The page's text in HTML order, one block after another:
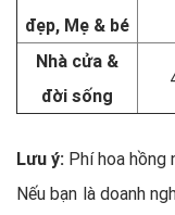
đẹp, Mẹ & bé
Nhà cửa &
đời sống
Lưu ý: Phí hoa hồng
Nếu bạn là doanh